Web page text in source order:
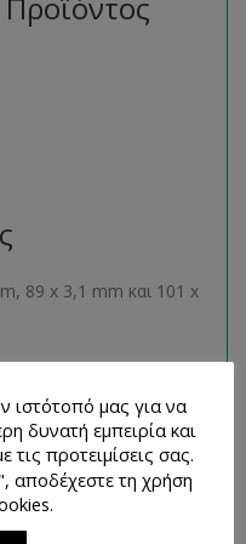
89 x 3,1 mm και 101 x
προϊόντα της ιδίας
κατάστημα
.
ιστότοπό μας για να
δυνατή εμπειρία και
προτειμίσεις σας.
αποδέχεστε τη χρήση